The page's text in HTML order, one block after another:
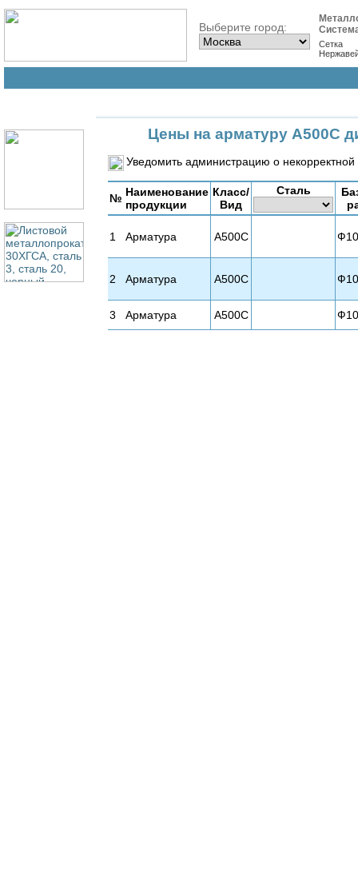
Выберите город:
Сетка
Цены на арматуру А500С
Уведомить администрацию о некорректной
№ Наименование
продукции
Класс/
Вид
Сталь
1 Арматура А500С
2 Арматура А500С
3 Арматура А500С